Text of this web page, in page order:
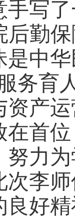
手写
后勤
是中
务育
资产
在首
努力
次李
良好